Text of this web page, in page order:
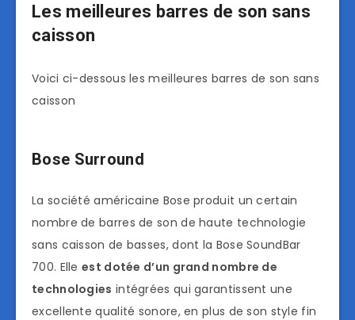
Les meilleures barres de son sans
caisson
Voici ci-dessous les meilleures barres de son sans
caisson
Bose Surround
La société américaine Bose produit un certain
nombre de barres de son de haute technologie
sans caisson de basses, dont la Bose SoundBar
700. Elle est dotée d’un grand nombre de
technologies intégrées qui garantissent une
excellente qualité sonore, en plus de son style fin